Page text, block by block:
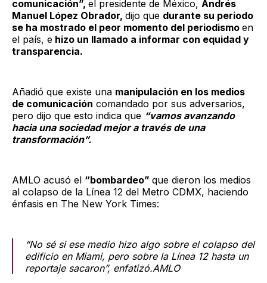
comunicación”, el presidente de México, Andrés
Manuel López Obrador, dijo que durante su periodo
se ha mostrado el peor momento del periodismo en
el país, e hizo un llamado a informar con equidad y
transparencia.
Añadió que existe una manipulación en los medios
de comunicación comandado por sus adversarios,
pero dijo que esto indica que “vamos avanzando
hacia una sociedad mejor a través de una
transformación”.
AMLO acusó el “bombardeo” que dieron los medios
al colapso de la Línea 12 del Metro CDMX, haciendo
énfasis en The New York Times:
“No sé si ese medio hizo algo sobre el colapso del
edificio en Miami, pero sobre la Línea 12 hasta un
reportaje sacaron”, enfatizó.AMLO